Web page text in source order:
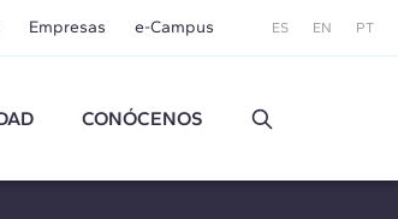
Empresas e-Campus ES EN PT
CONÓCENOS